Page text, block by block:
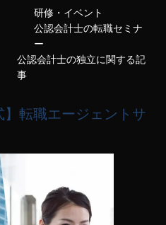
研修・イベント
公認会計士の転職セミナ
ー
公認会計士の独立に関する記
事
】転職エージェントサ